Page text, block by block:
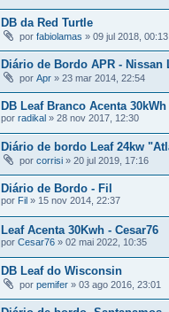
DB da Red Turtle
por fabiolamas » 09 jul 2018, 00:13
Diário de Bordo APR - Nissan
por Apr » 23 mar 2014, 22:54
DB Leaf Branco Acenta
por radikal » 28 nov 2017, 12:30
Diário de bordo Leaf 24kw
por corrisi » 20 jul 2019, 17:16
Diário de Bordo - Fil
por Fil » 15 nov 2014, 22:37
Leaf Acenta 30Kwh - Cesar76
por Cesar76 » 02 mai 2022, 10:35
DB Leaf do Wisconsin
por pemifer » 03 ago 2016, 23:01